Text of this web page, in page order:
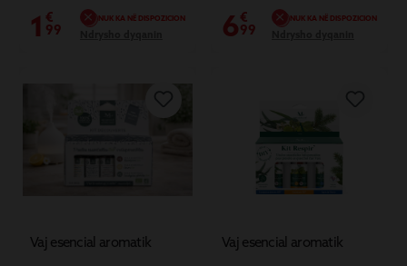
1 €
99
NUK KA NË DISPOZICION 6€
99
NUK KA NË DISPOZICION
Vaj esencial aromatik Vaj esencial aromatik